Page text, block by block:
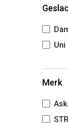
Uni
Merk